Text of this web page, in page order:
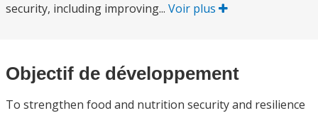
security, including improving... Voir plus
Objectif de développement
To strengthen food and nutrition security and resilience